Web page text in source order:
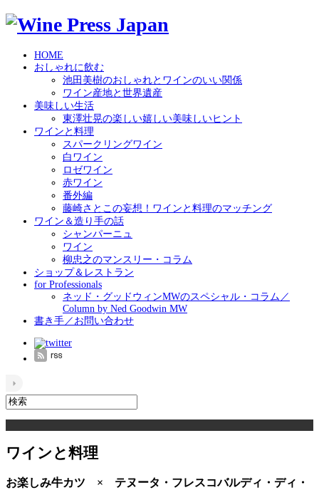
HOME
おしゃれに飲む
池田美樹のおしゃれとワインのいい関係
ワイン産地と世界遺産
美味しい生活
東澤壮晃の楽しい嬉しい美味しいヒント
ワインと料理
スパークリングワイン
白ワイン
ロゼワイン
赤ワイン
番外編
藤崎さとこの妄想！ワインと料理のマッチング
ワイン＆造り手の話
シャンパーニュ
ワイン
柳忠之のマンスリー・コラム
ショップ＆レストラン
for Professionals
ネッド・グッドウィンMWのスペシャル・コラム／
Column by Ned Goodwin MW
書き手／お問い合わせ
ワインと料理
お楽しみ牛カツ × テヌータ・フレスコバルディ・ディ・